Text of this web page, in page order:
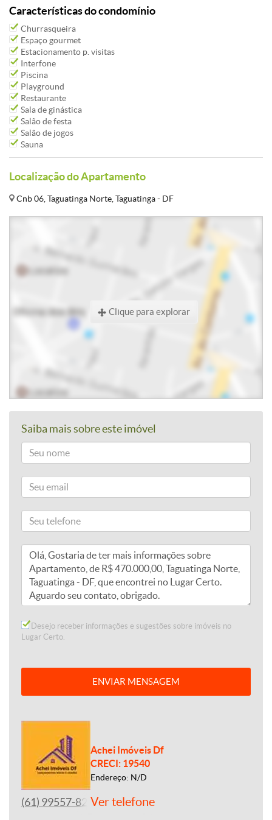
Características do condomínio
Churrasqueira
Espaço gourmet
Estacionamento p. visitas
Interfone
Piscina
Playground
Restaurante
Sala de ginástica
Salão de festa
Salão de jogos
Sauna
Localização do Apartamento
Cnb 06, Taguatinga Norte, Taguatinga - DF
Clique para explorar
Saiba mais sobre este imóvel
Desejo receber informações e sugestões sobre imóveis no
Lugar Certo.
ENVIAR MENSAGEM
Achei Imóveis Df
CRECI: 19540
Endereço: N/D
(61) 99557-8243Ver telefone